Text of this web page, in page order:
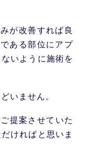
が改善すれば良
ある部位にアプ
いように施術を
いません。
提案させていた
ければと思いま